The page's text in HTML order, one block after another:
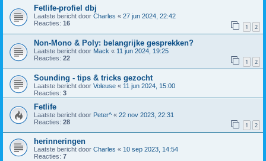
Fetlife-profiel dbj
Laatste bericht door Charles « 27 jun 2024, 22:42
Reacties: 16 1 2
Non-Mono & Poly: belangrijke gesprekken?
Laatste bericht door Mack « 11 jun 2024, 19:25
Reacties: 22 1 2
Sounding - tips & tricks gezocht
Laatste bericht door Voleuse « 11 jun 2024, 15:00
Reacties: 3
Fetlife
Laatste bericht door Peter^ « 22 nov 2023, 22:31
Reacties: 28 1 2
herinneringen
Laatste bericht door Charles « 10 sep 2023, 14:54
Reacties: 7